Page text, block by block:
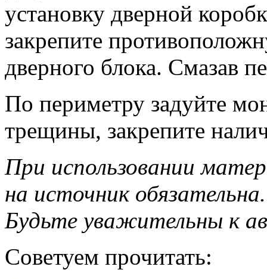
установку дверной
закрепите
дверного блока. Смазав
По периметру задуйте
трещины, закрепите
При использовании
на источник обязательна.
Будьте уважительны к
Советуем прочитать: